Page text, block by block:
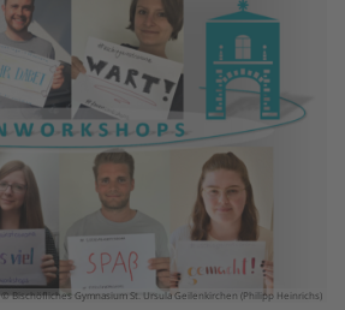
© Bischöfliches Gymnasium St. Ursula Geilenkirchen (Philipp Heinrichs)